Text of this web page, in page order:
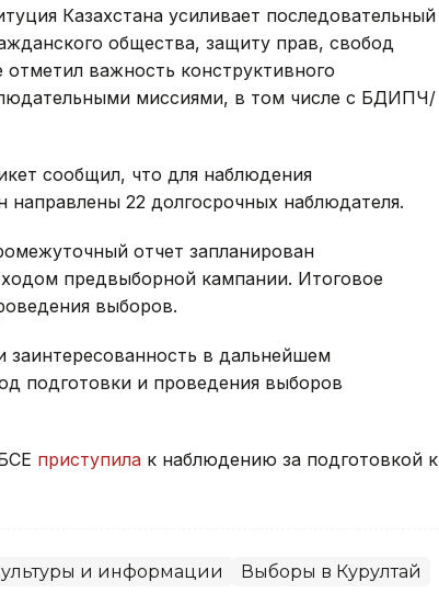
Казахстана усиливает последовательный
общества, защиту прав, свобод
важность конструктивного
миссиями, в том числе с БДИПЧ/
сообщил, что для наблюдения
направлены 22 долгосрочных наблюдателя.
отчет запланирован
предвыборной кампании. Итоговое
выборов.
в дальнейшем
подготовки и проведения выборов
приступила к наблюдению за подготовкой к
и информации Выборы в Курултай